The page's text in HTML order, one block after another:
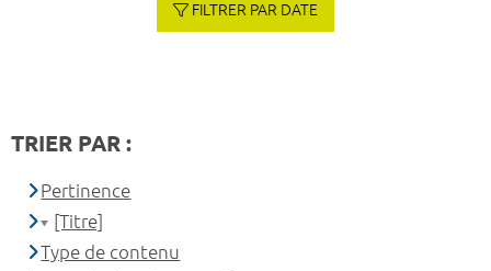
FILTRER PAR DATE
TRIER PAR :
Pertinence
[Titre]
Type de contenu